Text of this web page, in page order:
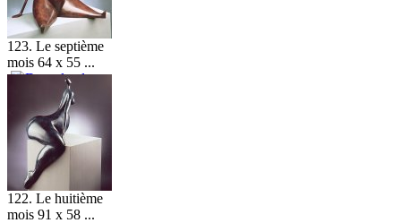
123. Le septième
mois 64 x 55 ...
122. Le huitième
mois 91 x 58 ...